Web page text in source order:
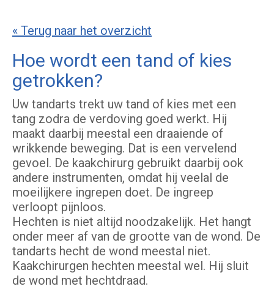
« Terug naar het overzicht
Hoe wordt een tand of kies
getrokken?
Uw tandarts trekt uw tand of kies met een
tang zodra de verdoving goed werkt. Hij
maakt daarbij meestal een draaiende of
wrikkende beweging. Dat is een vervelend
gevoel. De kaakchirurg gebruikt daarbij ook
andere instrumenten, omdat hij veelal de
moeilijkere ingrepen doet. De ingreep
verloopt pijnloos.
Hechten is niet altijd noodzakelijk. Het hangt
onder meer af van de grootte van de wond. De
tandarts hecht de wond meestal niet.
Kaakchirurgen hechten meestal wel. Hij sluit
de wond met hechtdraad.